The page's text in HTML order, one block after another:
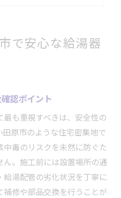
時のチェックポイント
時の安全チェックリスト
確認したい重要ポイント
したい安全施工の要点
で守りたい安全基準
せない資格と保証内容
で安心な給湯器
認ポイント
最も重視すべきは、安全性の
原市のような住宅密集地で
中毒のリスクを未然に防ぐた
ん。施工前には設置場所の通
給湯配管の劣化状況を丁寧に
補修や部品交換を行うことが